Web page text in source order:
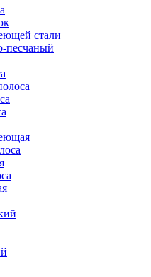
стали
песчаный